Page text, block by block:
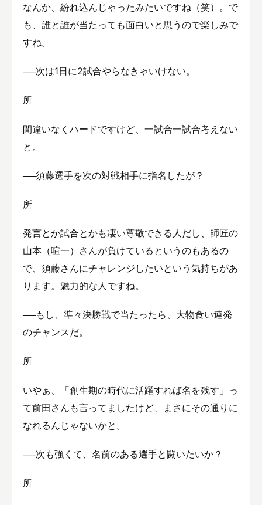
なんか、紛れ込んじゃったみたいですね（笑）。で
も、誰と誰が当たっても面白いと思うので楽しみで
すね。
──次は1日に2試合やらなきゃいけない。
所
間違いなくハードですけど、一試合一試合考えない
と。
──須藤選手を次の対戦相手に指名したが？
所
発言とか試合とかも凄い尊敬できる人だし、師匠の
山本（喧一）さんが負けているというのもあるの
で、須藤さんにチャレンジしたいという気持ちがあ
ります。魅力的な人ですね。
──もし、準々決勝戦で当たったら、大物食い連発
のチャンスだ。
所
いやぁ、「創生期の時代に活躍すれば名を残す」っ
て前田さんも言ってましたけど、まさにその通りに
なれるんじゃないかと。
──次も強くて、名前のある選手と闘いたいか？
所